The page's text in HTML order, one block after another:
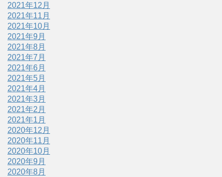
2021年12月
2021年11月
2021年10月
2021年9月
2021年8月
2021年7月
2021年6月
2021年5月
2021年4月
2021年3月
2021年2月
2021年1月
2020年12月
2020年11月
2020年10月
2020年9月
2020年8月